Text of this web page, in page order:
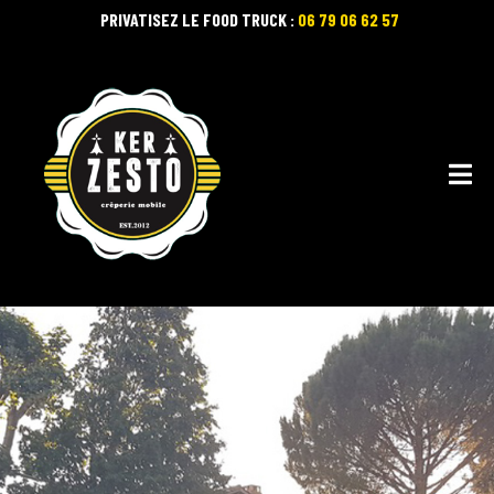
PRIVATISEZ LE FOOD TRUCK : 06 79 06 62 57